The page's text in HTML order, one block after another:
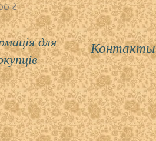
₴
для
Контакты